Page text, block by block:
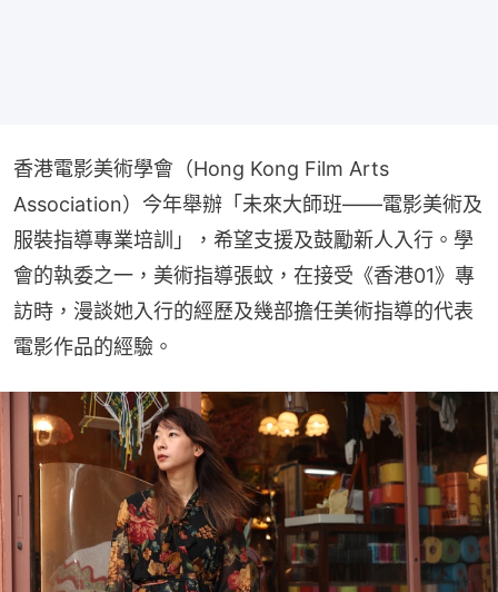
香港電影美術學會（Hong Kong Film Arts
Association）今年舉辦「未來大師班——電影美術及
服裝指導專業培訓」，希望支援及鼓勵新人入行。學
會的執委之一，美術指導張蚊，在接受《香港01》專
訪時，漫談她入行的經歷及幾部擔任美術指導的代表
電影作品的經驗。